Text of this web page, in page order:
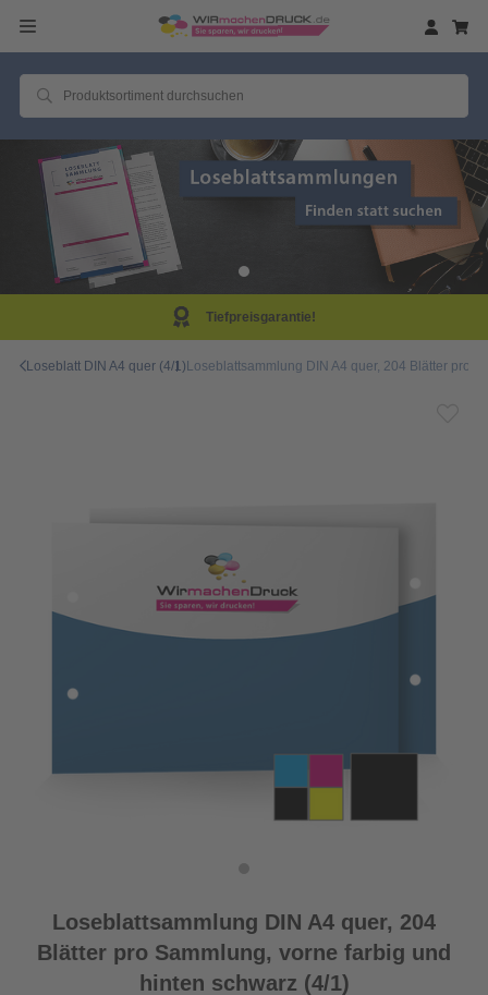
Loseblatt DIN A4 quer (4/1)Loseblattsammlung DIN A4 quer, 204 Blätter pro
Loseblattsammlung DIN A4 quer, 204
Blätter pro Sammlung, vorne farbig und
hinten schwarz (4/1)